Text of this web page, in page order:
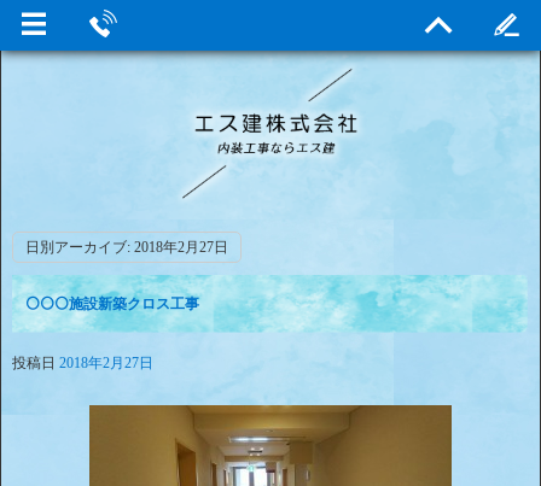
日別アーカイブ: 2018年2月27日
⚪⚪⚪施設新築クロス工事
投稿日 2018年2月27日